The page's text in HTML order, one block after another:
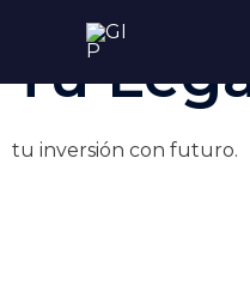
Tu
tu inversión con futuro.